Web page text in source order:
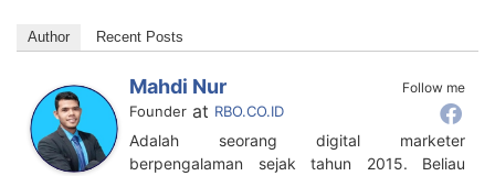
Author Recent Posts
Follow me
Mahdi Nur
Founder at RBO.CO.ID
Adalah seorang digital marketer
berpengalaman sejak tahun 2015. Beliau